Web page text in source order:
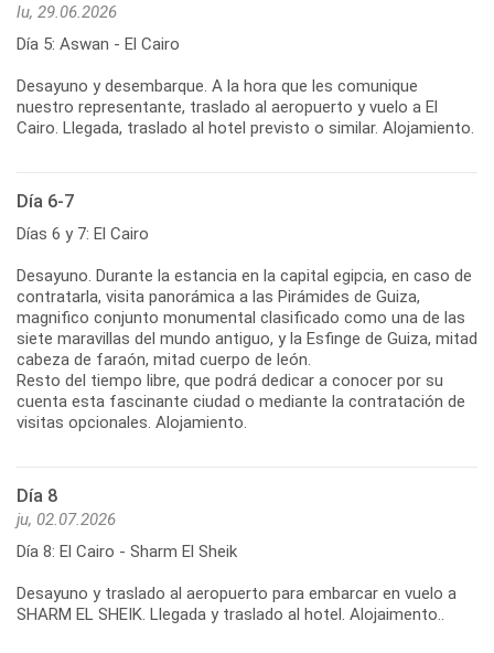
lu, 29.06.2026
Día 5: Aswan - El Cairo
Desayuno y desembarque. A la hora que les comunique
nuestro representante, traslado al aeropuerto y vuelo a El
Cairo. Llegada, traslado al hotel previsto o similar. Alojamiento.
Día 6-7
Días 6 y 7: El Cairo
Desayuno. Durante la estancia en la capital egipcia, en caso de
contratarla, visita panorámica a las Pirámides de Guiza,
magnifico conjunto monumental clasificado como una de las
siete maravillas del mundo antiguo, y la Esfinge de Guiza, mitad
cabeza de faraón, mitad cuerpo de león.
Resto del tiempo libre, que podrá dedicar a conocer por su
cuenta esta fascinante ciudad o mediante la contratación de
visitas opcionales. Alojamiento.
Día 8
ju, 02.07.2026
Día 8: El Cairo - Sharm El Sheik
Desayuno y traslado al aeropuerto para embarcar en vuelo a
SHARM EL SHEIK. Llegada y traslado al hotel. Alojaimento..